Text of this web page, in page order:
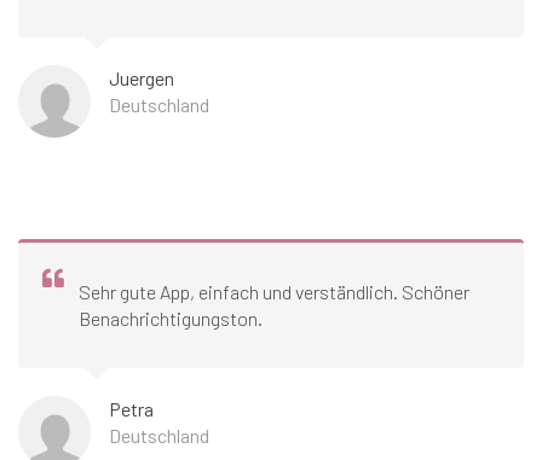
Juergen
Deutschland
Sehr gute App, einfach und verständlich. Schöner
Benachrichtigungston.
Petra
Deutschland